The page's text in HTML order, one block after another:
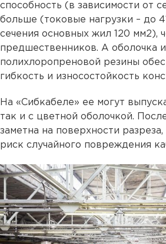
способность (в зависимости от
больше (токовые нагрузки – до
сечения основных жил 120 мм2),
предшественников. А оболочка
полихлоропреновой резины
гибкость и износостойкость
На «Сибкабеле» ее могут
так и с цветной оболочкой.
заметна на поверхности
риск случайного повреждения